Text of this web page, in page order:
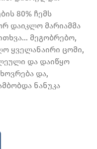
80% ჩემს
დაიკლო მარიამმა
მეგობრებო,
ყველანაირი ცომი,
და დაიწყო
და,
ნანუკა